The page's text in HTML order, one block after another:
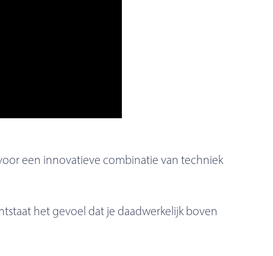
een innovatieve combinatie van techniek
het gevoel dat je daadwerkelijk boven